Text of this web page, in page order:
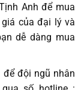
Anh để mua
của đại lý và
dễ dàng mua
để đội ngũ nhân